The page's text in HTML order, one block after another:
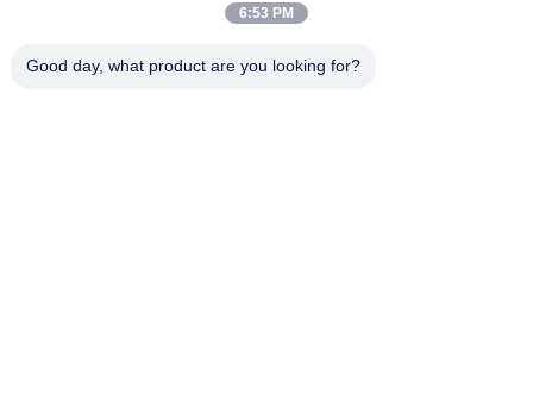
6:53 PM
Good day, what product are you looking for?